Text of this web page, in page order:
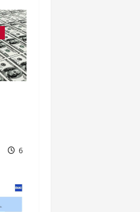
6